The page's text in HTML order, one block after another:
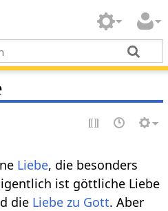
Liebe, die besonders
ist göttliche Liebe
die Liebe zu Gott. Aber